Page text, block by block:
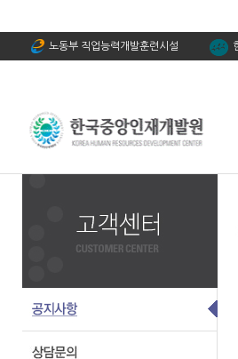
노동부 직업능력개발훈련시설